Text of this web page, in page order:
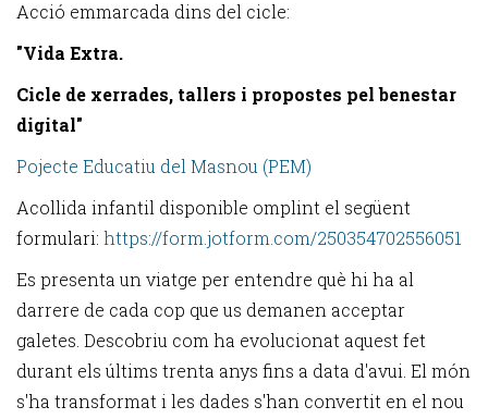
Acció emmarcada dins del cicle:
"Vida Extra.
Cicle de xerrades, tallers i propostes pel benestar
digital"
Pojecte Educatiu del Masnou (PEM)
Acollida infantil disponible omplint el següent
formulari: https://form.jotform.com/250354702556051
Es presenta un viatge per entendre què hi ha al
darrere de cada cop que us demanen acceptar
galetes. Descobriu com ha evolucionat aquest fet
durant els últims trenta anys fins a data d'avui. El món
s'ha transformat i les dades s'han convertit en el nou